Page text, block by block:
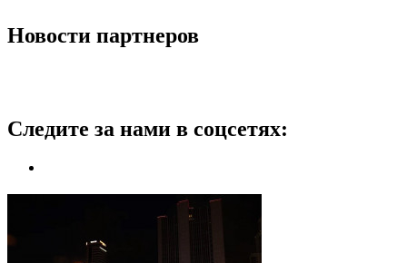
Новости партнеров
Следите за нами в соцсетях: